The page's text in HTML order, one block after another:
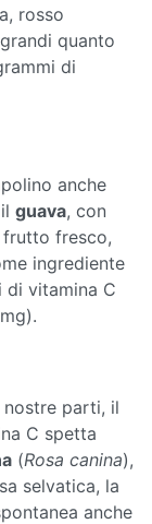
rosso
quanto
di
anche
guava, con
fresco,
ingrediente
di vitamina C
nostre parti, il
C spetta
(Rosa canina),
selvatica, la
anche